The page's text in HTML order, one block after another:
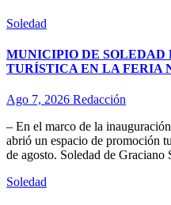
Soledad
MUNICIPIO DE SOLEDAD
TURÍSTICA EN LA FERIA
Ago 7, 2026 Redacción
– En el marco de la
abrió un espacio de promoción
de agosto. Soledad de
Soledad